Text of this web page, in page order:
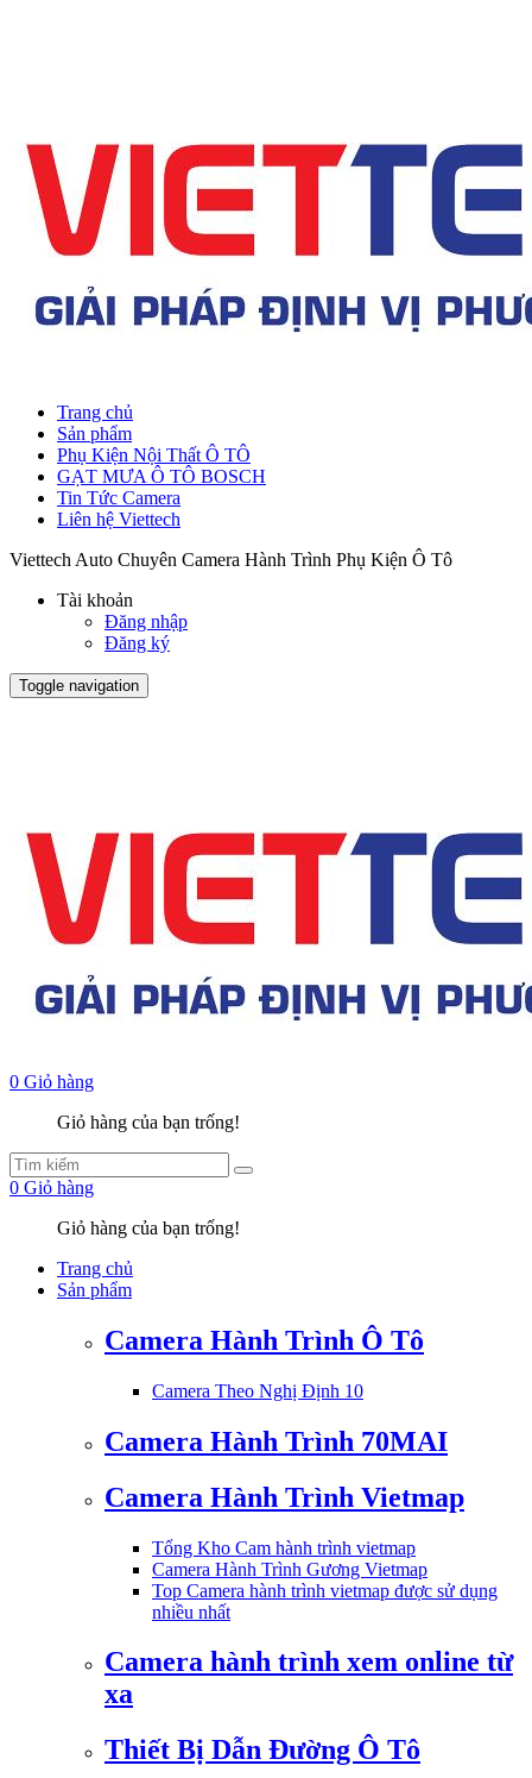
Trang chủ
Sản phẩm
Phụ Kiện Nội Thất Ô TÔ
GẠT MƯA Ô TÔ BOSCH
Tin Tức Camera
Liên hệ Viettech
Viettech Auto Chuyên Camera Hành Trình Phụ Kiện Ô Tô
Tài khoản
Đăng nhập
Đăng ký
Toggle navigation
0 Giỏ hàng
Giỏ hàng của bạn trống!
0 Giỏ hàng
Giỏ hàng của bạn trống!
Trang chủ
Sản phẩm
Camera Hành Trình Ô Tô
Camera Theo Nghị Định 10
Camera Hành Trình 70MAI
Camera Hành Trình Vietmap
Tổng Kho Cam hành trình vietmap
Camera Hành Trình Gương Vietmap
Top Camera hành trình vietmap được sử dụng
nhiều nhất
Camera hành trình xem online từ
xa
Thiết Bị Dẫn Đường Ô Tô